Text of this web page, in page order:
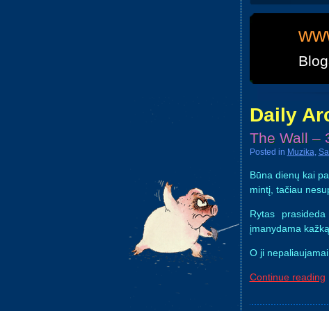
Daily
The Wall –
Posted in Muzika,
Būna dienų kai
mintį, tačiau
Rytas
įmanydama
O ji
Continue reading